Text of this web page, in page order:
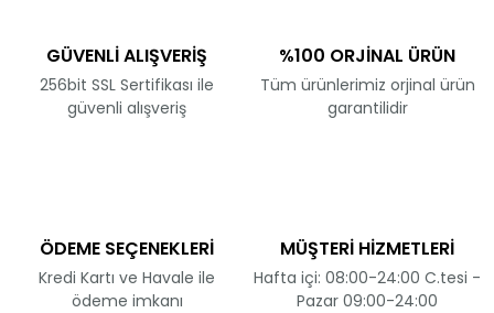
GÜVENLİ ALIŞVERİŞ
256bit SSL Sertifikası ile
güvenli alışveriş
%100 ORJİNAL ÜRÜN
Tüm ürünlerimiz orjinal ürün
garantilidir
ÖDEME SEÇENEKLERİ
Kredi Kartı ve Havale ile
ödeme imkanı
MÜŞTERİ HİZMETLERİ
Hafta içi: 08:00-24:00 C.tesi -
Pazar 09:00-24:00